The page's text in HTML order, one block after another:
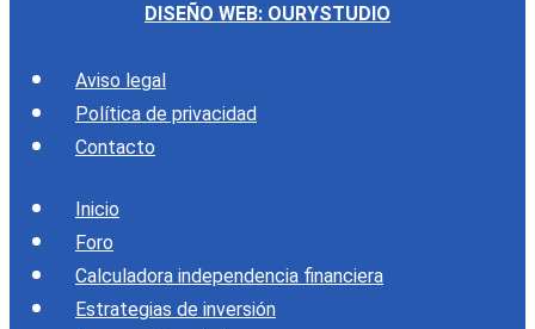
DISEÑO WEB: OURYSTUDIO
Aviso legal
Política de privacidad
Contacto
Inicio
Foro
Calculadora independencia financiera
Estrategias de inversión